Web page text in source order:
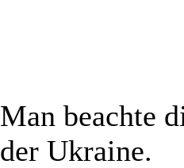
Man beachte
der Ukraine.